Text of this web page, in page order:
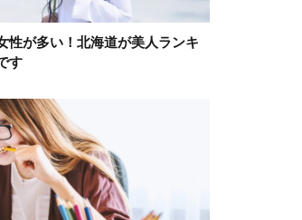
性が多い！北海道が美人ランキ
す